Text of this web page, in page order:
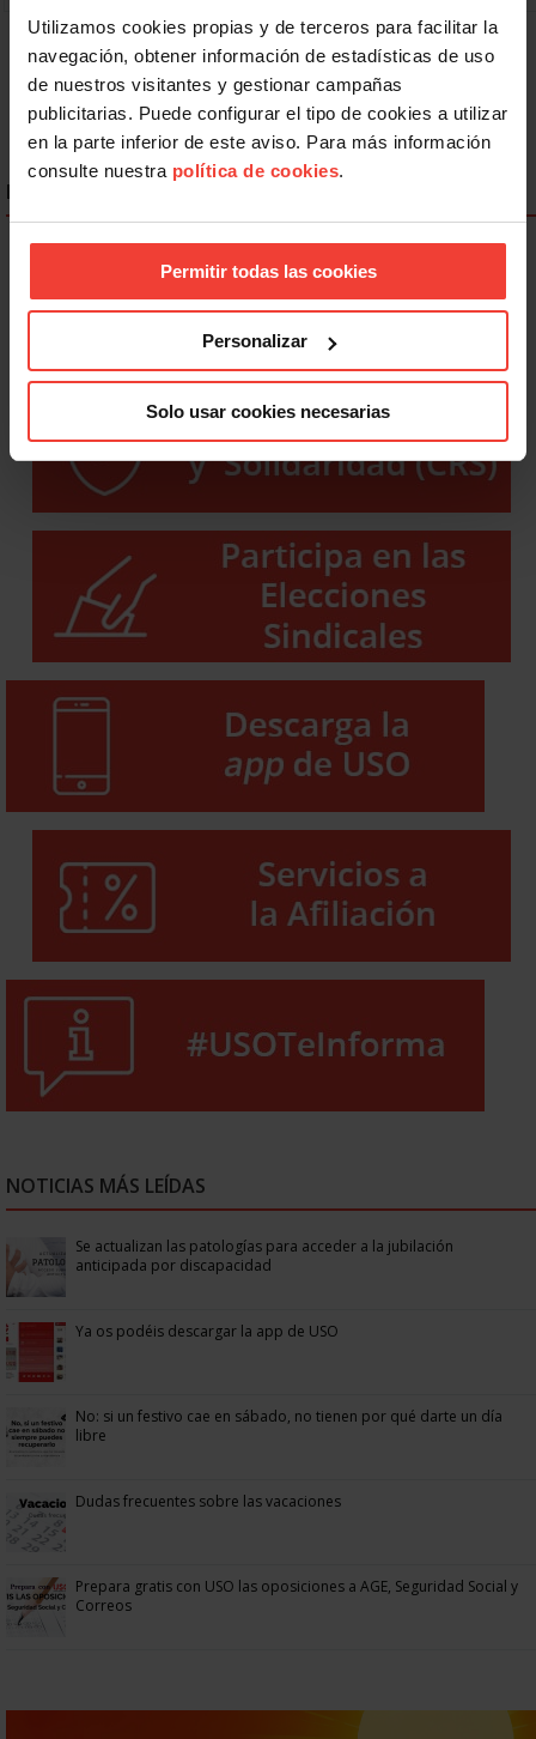
Utilizamos cookies propias y de terceros para facilitar la
navegación, obtener información de estadísticas de uso
de nuestros visitantes y gestionar campañas
publicitarias. Puede configurar el tipo de cookies a utilizar
en la parte inferior de este aviso. Para más información
consulte nuestra política de cookies.
Permitir todas las cookies
Personalizar
Solo usar cookies necesarias
Anterior 1 2 3 Siguiente
ENLACES DESTACADOS
NOTICIAS MÁS LEÍDAS
Se actualizan las patologías para acceder a la jubilación
anticipada por discapacidad
Ya os podéis descargar la app de USO
No: si un festivo cae en sábado, no tienen por qué darte un día
libre
Dudas frecuentes sobre las vacaciones
Prepara gratis con USO las oposiciones a AGE, Seguridad Social y
Correos